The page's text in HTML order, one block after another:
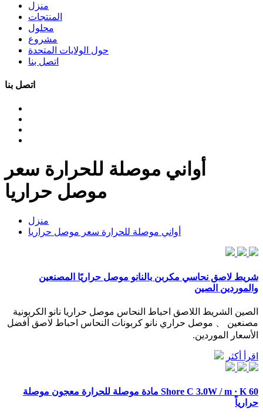
منزل
المنتجات
محلول
مشروع
حول الولايات المتحدة
اتصل بنا
اتصل بنا
أواني موصلة للحرارة سعر
موصل حراريا
منزل
أواني موصلة للحرارة سعر موصل حراريا
شريط لاصق نحاسي مكربن بالنانو موصل حراريًا المصنعين
والموردين الصين
الصين الشريط اللاصق احباط النحاس موصل حراريا نانو الكربونية
مصنعين 、 موصل حراري نانو كربونات النحاس احباط لاصق أفضل
الأسعار الموردين.
اقرأ أكثر
60 Shore C 3.0W / m · K مادة موصلة للحرارة معجون موصلة
حرارياً